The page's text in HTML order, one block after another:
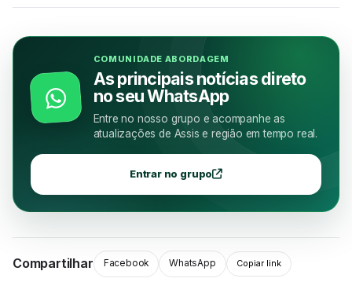
COMUNIDADE ABORDAGEM
As principais notícias direto
no seu WhatsApp
Entre no nosso grupo e acompanhe as
atualizações de Assis e região em tempo real.
Entrar no grupo
Compartilhar Facebook WhatsApp Copiar link